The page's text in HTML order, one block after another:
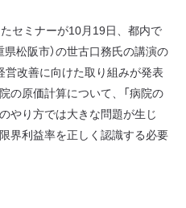
セミナーが10月19日、都内で
松阪市）の世古口務氏の講演の
改善に向けた取り組みが発表
の原価計算について、「病院の
やり方では大きな問題が生じ
界利益率を正しく認識する必要